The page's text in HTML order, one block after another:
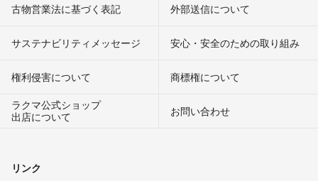
古物営業法に基づく表記 外部送信について
サステナビリティメッセージ 安心・安全のための取り組み
権利侵害について
商標権について
ラクマ公式ショップ
出店について
お問い合わせ
リンク